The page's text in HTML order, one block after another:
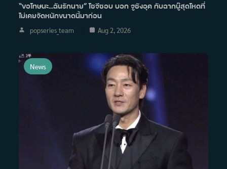
“ขอโทษนะ…ฉันรักนาย” โซจีซอบ บอก จูซังอุค กับฉากบู๊สุดโหดที่
ไม่เคยจัดหนักขนาดนี้มาก่อน
popseries_team Aug 2, 2026
News